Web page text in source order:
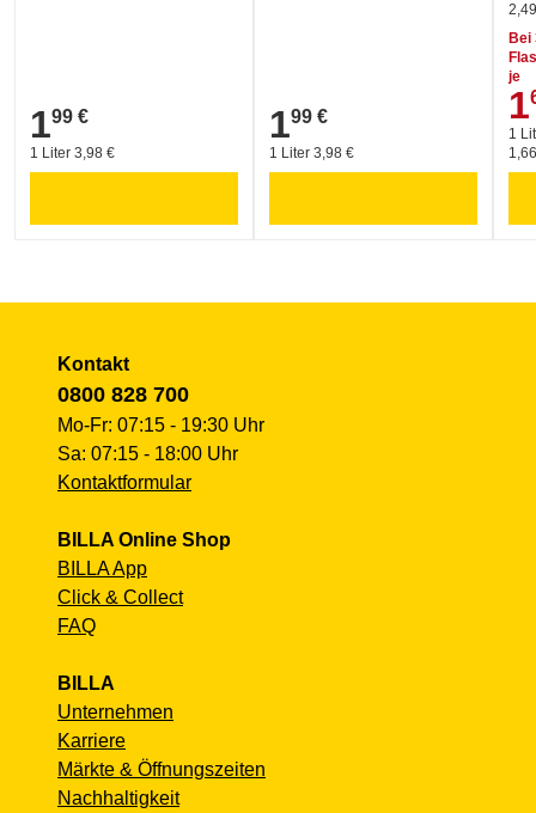
1,99 €
199 €
1 Liter 3,98 €
1,99 €
199 €
1 Liter 3,98 €
Bei
je
1
1
Kontakt
0800 828 700
Mo-Fr: 07:15 - 19:30 Uhr
Sa: 07:15 - 18:00 Uhr
Kontaktformular
BILLA Online Shop
BILLA App
Click & Collect
FAQ
BILLA
Unternehmen
Karriere
Märkte & Öffnungszeiten
Nachhaltigkeit